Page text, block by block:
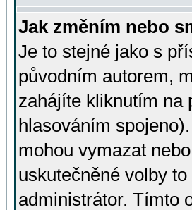
Jak změním nebo
Je to stejné jako s
původním autorem,
zahájíte kliknutím na
hlasováním
mohou vymazat
uskutečněné volby
administrátor. Tímto